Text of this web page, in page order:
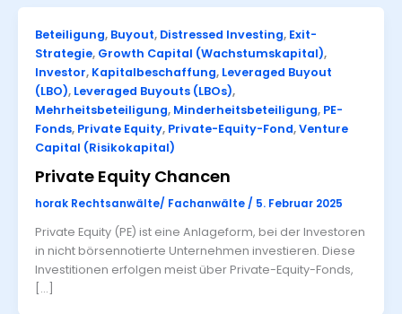
Beteiligung, Buyout, Distressed Investing, Exit-
Strategie, Growth Capital (Wachstumskapital),
Investor, Kapitalbeschaffung, Leveraged Buyout
(LBO), Leveraged Buyouts (LBOs),
Mehrheitsbeteiligung, Minderheitsbeteiligung, PE-
Fonds, Private Equity, Private-Equity-Fond,Venture
Capital (Risikokapital)
Private Equity Chancen
horak Rechtsanwälte/ Fachanwälte / 5. Februar 2025
Private Equity (PE) ist eine Anlageform, bei der Investoren
in nicht börsennotierte Unternehmen investieren. Diese
Investitionen erfolgen meist über Private-Equity-Fonds,
[…]